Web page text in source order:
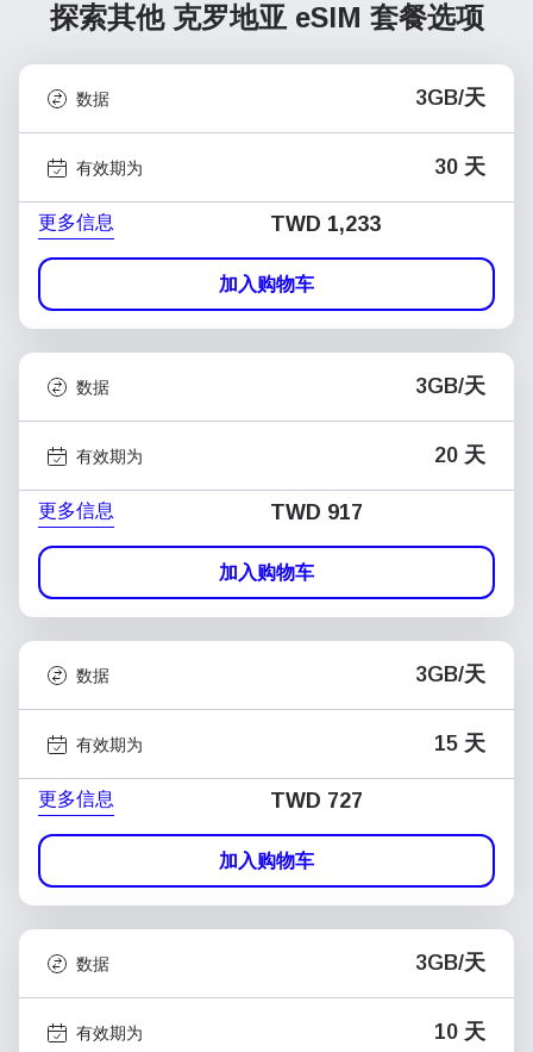
探索其他 克罗地亚 eSIM 套餐选项
数据 3GB/天
有效期为 30 天
更多信息 TWD 1,233
加入购物车
数据 3GB/天
有效期为 20 天
更多信息 TWD 917
加入购物车
数据 3GB/天
有效期为 15 天
更多信息 TWD 727
加入购物车
数据 3GB/天
有效期为 10 天